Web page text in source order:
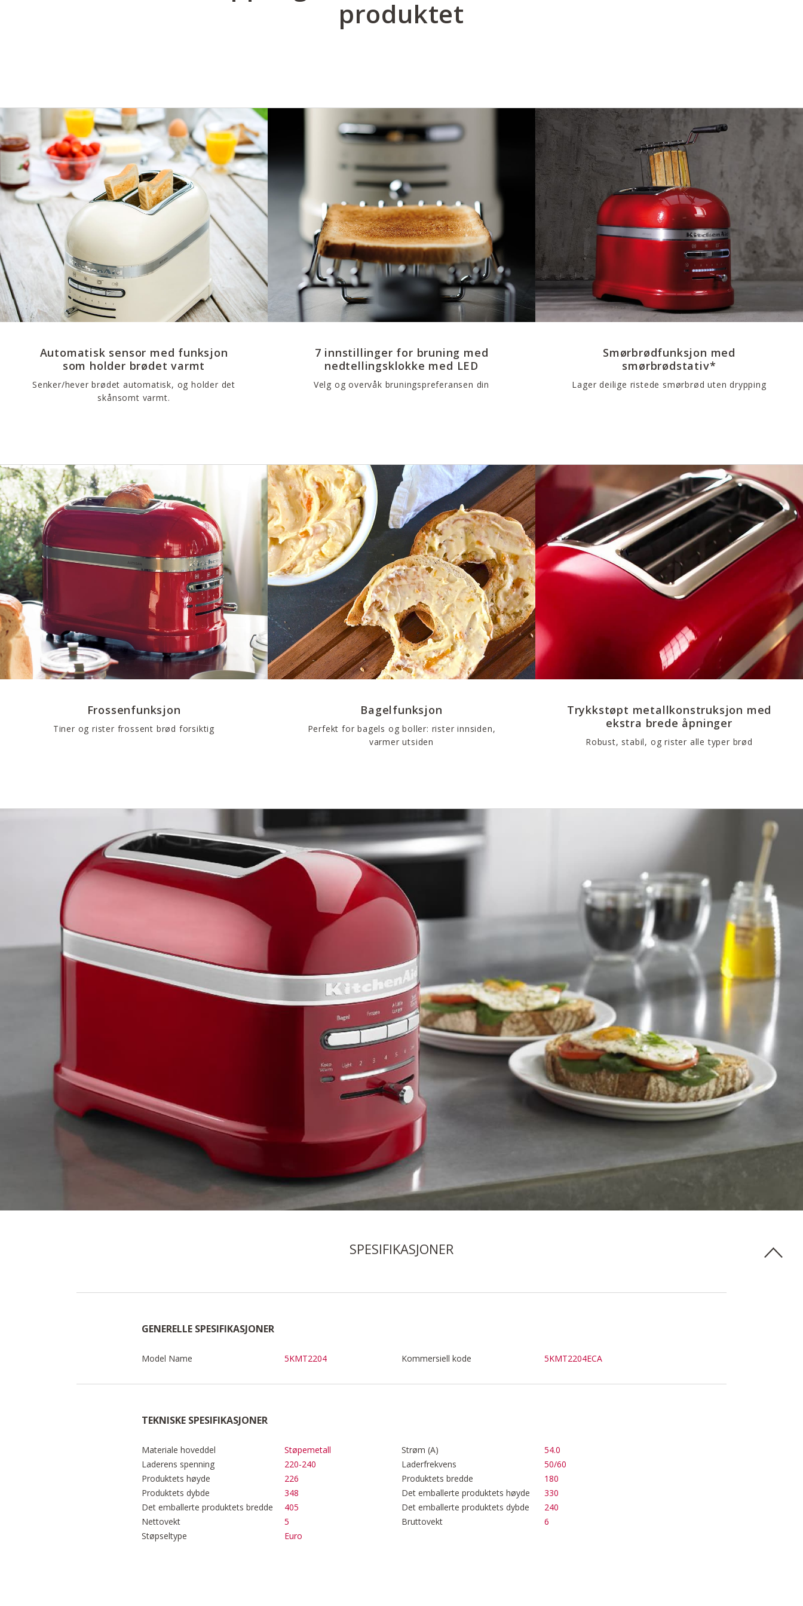
produktet
Automatisk sensor med funksjon
som holder brødet varmt
Senker/hever brødet automatisk, og holder det
skånsomt varmt.
7 innstillinger for bruning med
nedtellingsklokke med LED
Velg og overvåk bruningspreferansen din
Smørbrødfunksjon med
smørbrødstativ*
Lager deilige ristede smørbrød uten drypping
Frossenfunksjon
Tiner og rister frossent brød forsiktig
Bagelfunksjon
Perfekt for bagels og boller: rister innsiden,
varmer utsiden
Trykkstøpt metallkonstruksjon med
ekstra brede åpninger
Robust, stabil, og rister alle typer brød
SPESIFIKASJONER
GENERELLE SPESIFIKASJONER
Model Name 5KMT2204 Kommersiell kode 5KMT2204ECA
TEKNISKE SPESIFIKASJONER
Materiale hoveddel Støpemetall Strøm (A)
54.0
Laderens spenning
220-240 Laderfrekvens
50/60
Produktets høyde
226 Produktets bredde
180
Produktets dybde
348 Det emballerte produktets høyde
330
Det emballerte produktets bredde
405 Det emballerte produktets dybde
240
Nettovekt
5 Bruttovekt
6
Støpseltype
Euro